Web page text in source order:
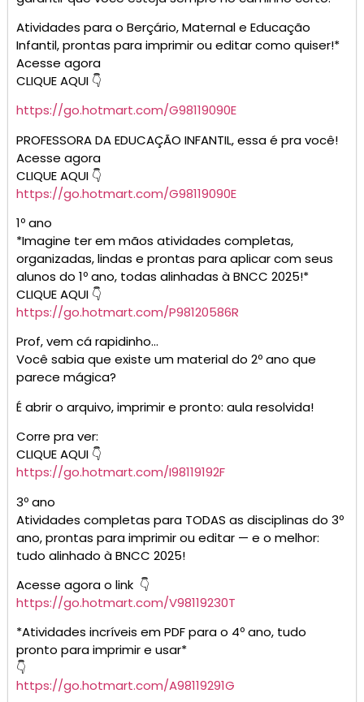
Atividades para o Berçário, Maternal e Educação
Infantil, prontas para imprimir ou editar como quiser!*
Acesse agora
CLIQUE AQUI 👇
https://go.hotmart.com/G98119090E
PROFESSORA DA EDUCAÇÃO INFANTIL, essa é pra você!
Acesse agora
CLIQUE AQUI 👇
https://go.hotmart.com/G98119090E
1º ano
*Imagine ter em mãos atividades completas,
organizadas, lindas e prontas para aplicar com seus
alunos do 1º ano, todas alinhadas à BNCC 2025!*
CLIQUE AQUI 👇
https://go.hotmart.com/P98120586R
Prof, vem cá rapidinho…
Você sabia que existe um material do 2º ano que
parece mágica?
É abrir o arquivo, imprimir e pronto: aula resolvida!
Corre pra ver:
CLIQUE AQUI 👇
https://go.hotmart.com/I98119192F
3º ano
Atividades completas para TODAS as disciplinas do 3º
ano, prontas para imprimir ou editar — e o melhor:
tudo alinhado à BNCC 2025!
Acesse agora o link 👇
https://go.hotmart.com/V98119230T
*Atividades incríveis em PDF para o 4º ano, tudo
pronto para imprimir e usar*
👇
https://go.hotmart.com/A98119291G